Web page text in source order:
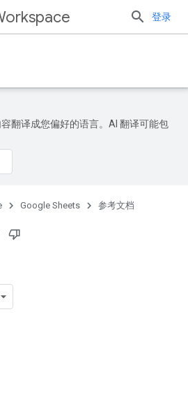
登录
翻译成您偏好的语言。AI 翻译可能包
Google Sheets 参考文档